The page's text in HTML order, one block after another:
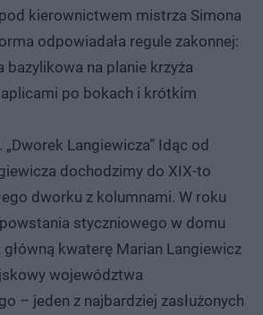
kierownictwem mistrza Simona
odpowiadała regule zakonnej:
bazylikowa na planie krzyża
po bokach i krótkim
„Dworek Langiewicza” Idąc od
dochodzimy do XIX-to
dworku z kolumnami. W roku
styczniowego w domu
kwaterę Marian Langiewicz
województwa
– jeden z najbardziej zasłużonych